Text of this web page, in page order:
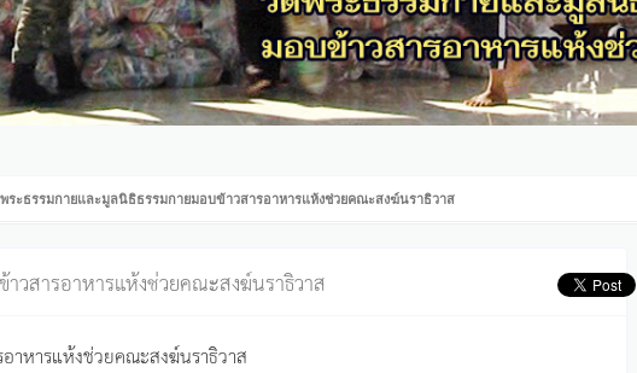
ระธรรมกายและมูลนิธิธรรมกายมอบข้าวสารอาหารแห้งช่วยคณะสงฆ์นราธิวาส
วสารอาหารแห้งช่วยคณะสงฆ์นราธิวาส
าหารแห้งช่วยคณะสงฆ์นราธิวาส